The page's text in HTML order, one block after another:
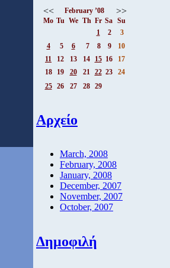
<< February ’08 >>
Mo Tu We Th Fr Sa Su
1
2
3
4
5 6 7 8 9
10
11
12 13 14 15 16
17
18
19 20 21 22 23
24
25
26 27 28 29
Αρχείο
March, 2008
February, 2008
January, 2008
December, 2007
November, 2007
October, 2007
Δημοφιλή